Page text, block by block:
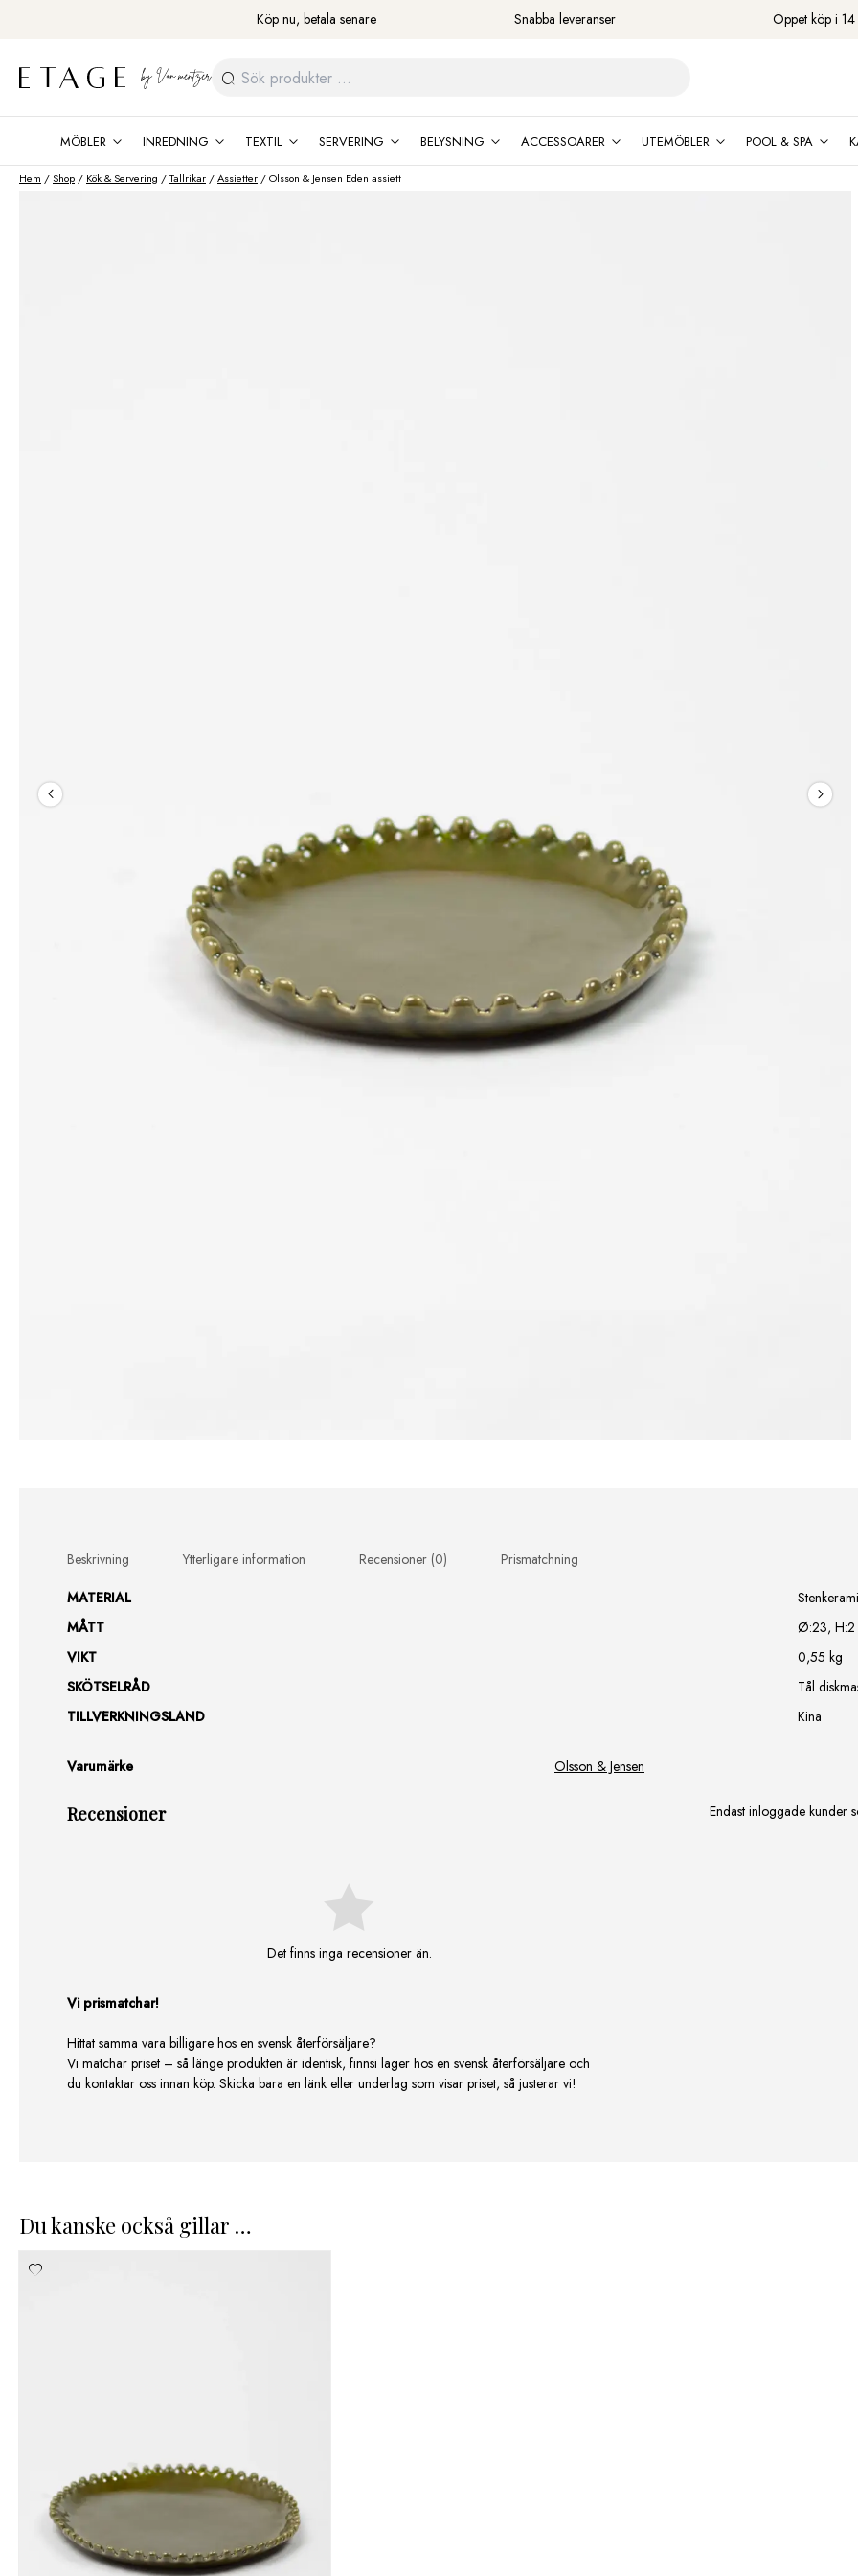
Köp nu, betala senare Snabba leveranser Öppet köp i
Sök
efter:
MÖBLER INREDNING TEXTIL SERVERING BELYSNING ACCESSOARER UTEMÖBLER POOL & SPA
Hem /Shop / Kök & Servering /Tallrikar /Assietter / Olsson & Jensen Eden assiett
Beskrivning Ytterligare information Recensioner (0)
Prismatchning
MATERIAL
MÅTT
Ø:23, H:2
VIKT
0,55 kg
SKÖTSELRÅD
Tål
TILLVERKNINGSLAND
Kina
Varumärke Olsson & Jensen
Recensioner
Det finns inga recensioner än.
Endast inloggade kunder
Vi prismatchar!
Hittat samma vara billigare hos en svensk återförsäljare?
Vi matchar priset – så länge produkten är identisk, finnsi lager hos en svensk återförsäljare och
du kontaktar oss innan köp. Skicka bara en länk eller underlag som visar priset, så justerar vi!
Du kanske också gillar …